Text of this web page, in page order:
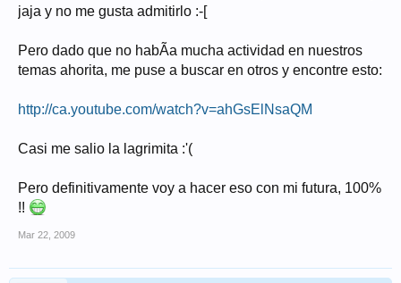
jaja y no me gusta admitirlo :-[
Pero dado que no habÃ­a mucha actividad en nuestros
temas ahorita, me puse a buscar en otros y encontre esto:
http://ca.youtube.com/watch?v=ahGsElNsaQM
Casi me salio la lagrimita :'(
Pero definitivamente voy a hacer eso con mi futura, 100%
!!
Mar 22, 2009